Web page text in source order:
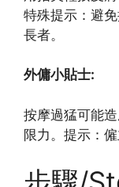
特殊提示：避
長者。
外傭小貼士:
按摩過猛可能
限力。提示：